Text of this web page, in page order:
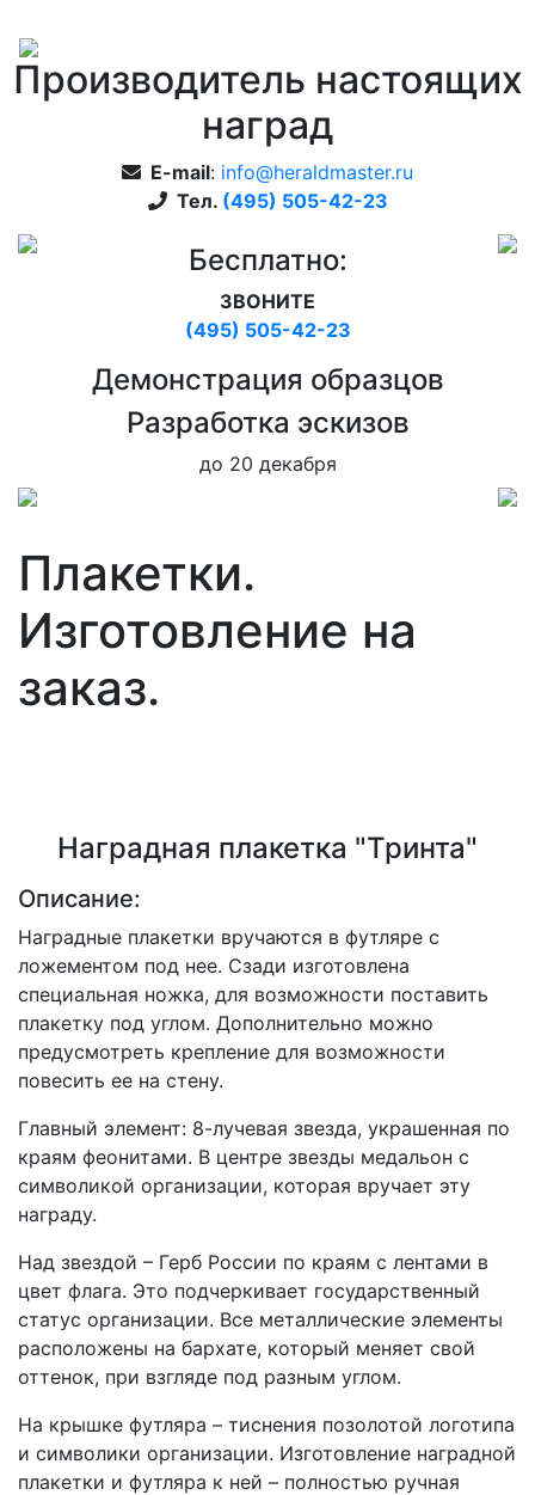
Производитель настоящих
наград
E-mail: info@heraldmaster.ru
Тел. (495) 505-42-23
Бесплатно:
ЗВОНИТЕ
(495) 505-42-23
Дeмонстрация образцов
Pазработка эскизов
до 20 декабря
Плакетки.
Изготовление на
заказ.
Наградная плакетка "Тринта"
Описание:
Наградные плакетки вручаются в футляре с
ложементом под нее. Сзади изготовлена
специальная ножка, для возможности поставить
плакетку под углом. Дополнительно можно
предусмотреть крепление для возможности
повесить ее на стену.
Главный элемент: 8-лучевая звезда, украшенная по
краям феонитами. В центре звезды медальон с
символикой организации, которая вручает эту
награду.
Над звездой – Герб России по краям с лентами в
цвет флага. Это подчеркивает государственный
статус организации. Все металлические элементы
расположены на бархате, который меняет свой
оттенок, при взгляде под разным углом.
На крышке футляра – тиснения позолотой логотипа
и символики организации. Изготовление наградной
плакетки и футляра к ней – полностью ручная